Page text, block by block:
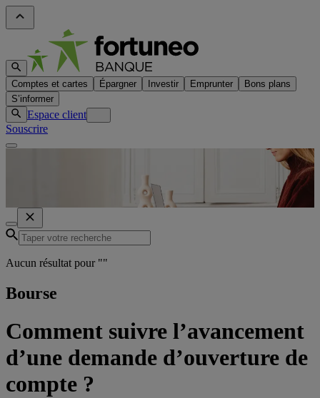
Comptes et cartes Épargner Investir Emprunter
Bons plans
S’informer
Espace client
Souscrire
Aucun résultat pour ""
Bourse
Comment suivre l’avancement
d’une demande d’ouverture de
compte ?